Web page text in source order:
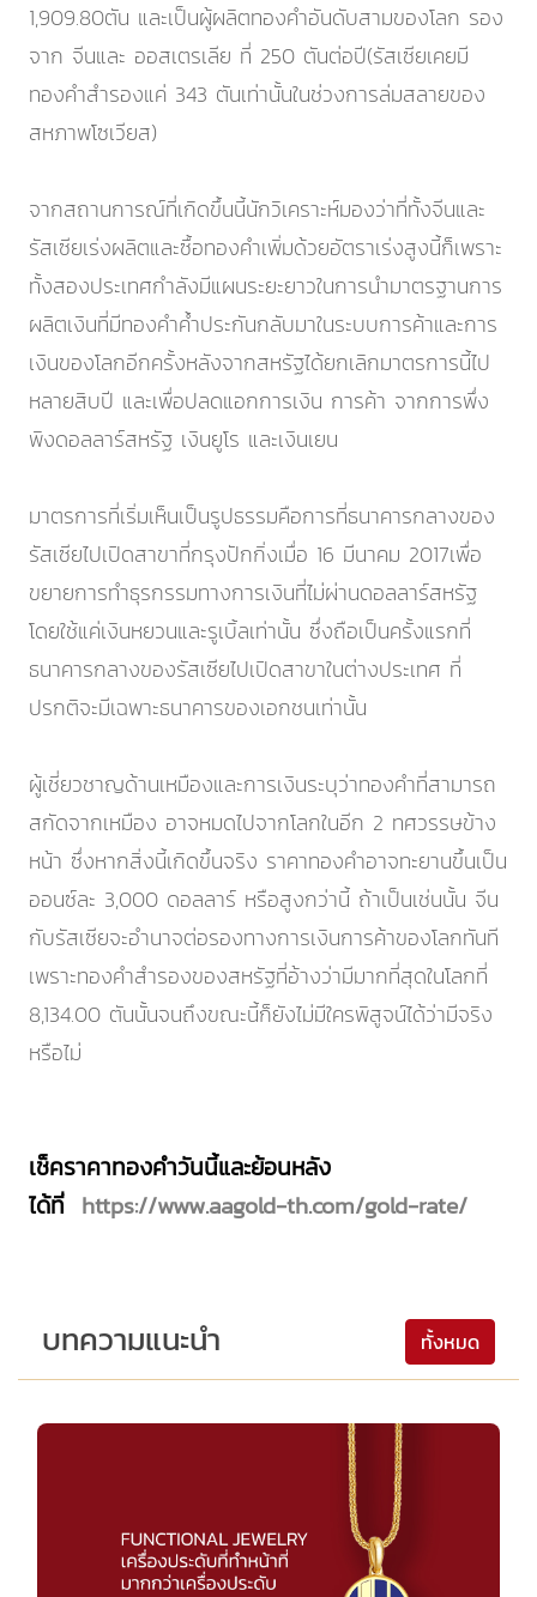
1,909.80ตัน และเป็นผู้ผลิตทองคำอันดับสามของโลก รอง
จาก จีนและ ออสเตรเลีย ที่ 250 ตันต่อปี(รัสเซียเคยมี
ทองคำสำรองแค่ 343 ตันเท่านั้นในช่วงการล่มสลายของ
สหภาพโซเวียส)
จากสถานการณ์ที่เกิดขึ้นนี้นักวิเคราะห์มองว่าที่ทั้งจีนและ
รัสเซียเร่งผลิตและซื้อทองคำเพิ่มด้วยอัตราเร่งสูงนี้ก็เพราะ
ทั้งสองประเทศกำลังมีแผนระยะยาวในการนำมาตรฐานการ
ผลิตเงินที่มีทองคำค้ำประกันกลับมาในระบบการค้าและการ
เงินของโลกอีกครั้งหลังจากสหรัฐได้ยกเลิกมาตรการนี้ไป
หลายสิบปี และเพื่อปลดแอกการเงิน การค้า จากการพึ่ง
พิงดอลลาร์สหรัฐ เงินยูโร และเงินเยน
มาตรการที่เริ่มเห็นเป็นรูปธรรมคือการที่ธนาคารกลางของ
รัสเซียไปเปิดสาขาที่กรุงปักกิ่งเมื่อ 16 มีนาคม 2017เพื่อ
ขยายการทำธุรกรรมทางการเงินที่ไม่ผ่านดอลลาร์สหรัฐ
โดยใช้แค่เงินหยวนและรูเบิ้ลเท่านั้น ซึ่งถือเป็นครั้งแรกที่
ธนาคารกลางของรัสเซียไปเปิดสาขาในต่างประเทศ ที่
ปรกติจะมีเฉพาะธนาคารของเอกชนเท่านั้น
ผู้เชี่ยวชาญด้านเหมืองและการเงินระบุว่าทองคำที่สามารถ
สกัดจากเหมือง อาจหมดไปจากโลกในอีก 2 ทศวรรษข้าง
หน้า ซึ่งหากสิ่งนี้เกิดขึ้นจริง ราคาทองคำอาจทะยานขึ้นเป็น
ออนซ์ละ 3,000 ดอลลาร์ หรือสูงกว่านี้ ถ้าเป็นเช่นนั้น จีน
กับรัสเซียจะอำนาจต่อรองทางการเงินการค้าของโลกทันที
เพราะทองคำสำรองของสหรัฐที่อ้างว่ามีมากที่สุดในโลกที่
8,134.00 ตันนั้นจนถึงขณะนี้ก็ยังไม่มีใครพิสูจน์ได้ว่ามีจริง
หรือไม่
เช็คราคาทองคำวันนี้และย้อนหลัง
ได้ที่ https://www.aagold-th.com/gold-rate/
บทความแนะนำ ทั้งหมด